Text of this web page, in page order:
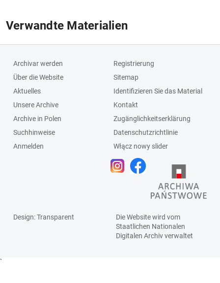
Verwandte Materialien
Archivar werden
Über die Website
Aktuelles
Unsere Archive
Archive in Polen
Suchhinweise
Anmelden
Registrierung
Sitemap
Identifizieren Sie das Material
Kontakt
Zugänglichkeitserklärung
Datenschutzrichtlinie
Włącz nowy slider
Design: Transparent
Die Website wird vom
Staatlichen Nationalen
Digitalen Archivverwaltet
`